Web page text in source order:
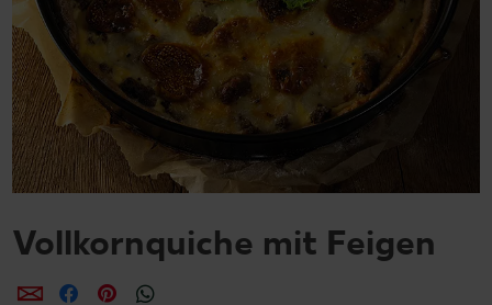
Vollkornquiche mit Feigen
per E-Mail teilen
per Facebook teilen
per Pinterest teilen